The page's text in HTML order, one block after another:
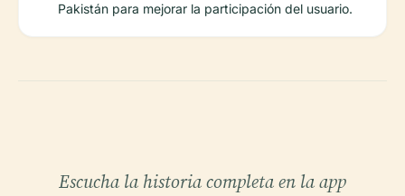
Pakistán para mejorar la participación del usuario.
Escucha la historia completa en la app